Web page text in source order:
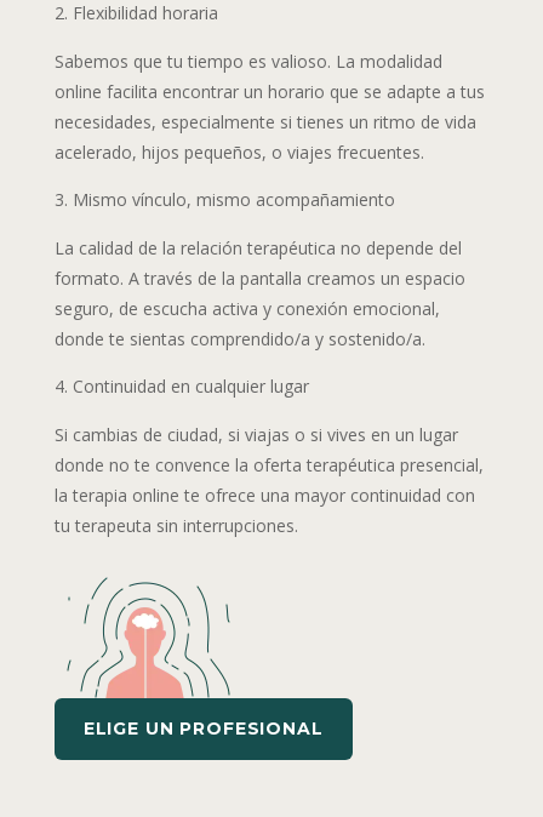
Flexibilidad horaria
Sabemos que tu tiempo es valioso. La modalidad
online facilita encontrar un horario que se adapte a tus
necesidades, especialmente si tienes un ritmo de vida
acelerado, hijos pequeños, o viajes frecuentes.
Mismo vínculo, mismo acompañamiento
La calidad de la relación terapéutica no depende del
formato. A través de la pantalla creamos un espacio
seguro, de escucha activa y conexión emocional,
donde te sientas comprendido/a y sostenido/a.
Continuidad en cualquier lugar
Si cambias de ciudad, si viajas o si vives en un lugar
donde no te convence la oferta terapéutica presencial,
la terapia online te ofrece una mayor continuidad con
tu terapeuta sin interrupciones.
ELIGE UN PROFESIONAL